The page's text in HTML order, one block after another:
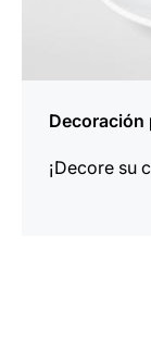
Decoración
¡Decore su